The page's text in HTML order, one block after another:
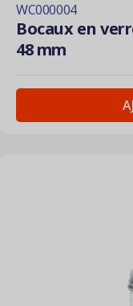
WC000004
Bocaux en
48 mm